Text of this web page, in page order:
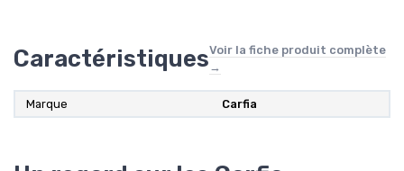
CaractéristiquesVoir la fiche produit complète
→
Marque Carfia